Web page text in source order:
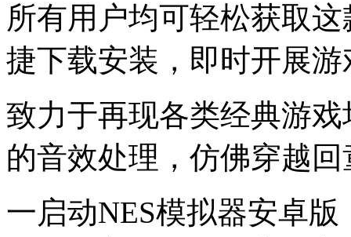
所有用户均可轻松获取
捷下载安装，即时开展
致力于再现各类经典游
的音效处理，仿佛穿越
一启动NES模拟器安卓